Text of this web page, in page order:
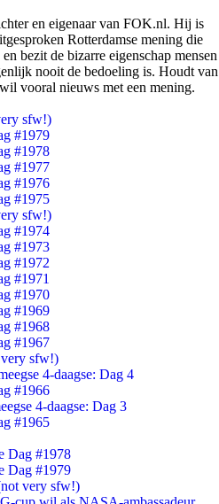
en eigenaar van FOK.nl. Hij is
Rotterdamse mening die
bezit de bizarre eigenschap mensen
nooit de bedoeling is. Houdt van
vooral nieuws met een mening.
sfw!)
#1979
#1978
#1977
#1976
#1975
sfw!)
#1974
#1973
#1972
#1971
#1970
#1969
#1968
#1967
sfw!)
4-daagse: Dag 4
#1966
4-daagse: Dag 3
#1965
Dag #1978
Dag #1979
very sfw!)